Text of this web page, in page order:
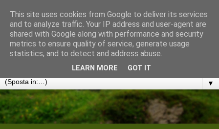
Cantiere Storico Filologico
Convergenze umanistiche in rete. Note, discussioni e
disseminazioni
▼
This site uses cookies from Google to deliver its services
and to analyze traffic. Your IP address and user-agent are
shared with Google along with performance and security
metrics to ensure quality of service, generate usage
statistics, and to detect and address abuse.
LEARN MORE GOT IT